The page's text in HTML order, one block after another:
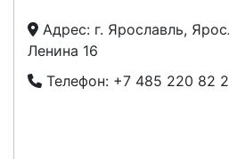
Адрес: г. Ярославль,
Ленина 16
Телефон: +7 485 220 82